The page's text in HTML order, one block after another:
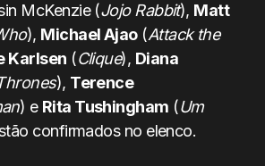
McKenzie (Jojo Rabbit), Matt
), Michael Ajao(Attack the
Karlsen (Clique), Diana
), Terence
) e Rita Tushingham (Um
confirmados no elenco.